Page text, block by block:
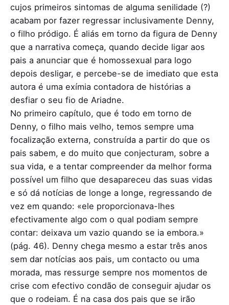
cujos primeiros sintomas de alguma senilidade (?)
acabam por fazer regressar inclusivamente Denny,
o filho pródigo. É aliás em torno da figura de Denny
que a narrativa começa, quando decide ligar aos
pais a anunciar que é homossexual para logo
depois desligar, e percebe-se de imediato que esta
autora é uma exímia contadora de histórias a
desfiar o seu fio de Ariadne.
No primeiro capítulo, que é todo em torno de
Denny, o filho mais velho, temos sempre uma
focalização externa, construída a partir do que os
pais sabem, e do muito que conjecturam, sobre a
sua vida, e a tentar compreender da melhor forma
possível um filho que desapareceu das suas vidas
e só dá notícias de longe a longe, regressando de
vez em quando: «ele proporcionava-lhes
efectivamente algo com o qual podiam sempre
contar: deixava um vazio quando se ia embora.»
(pág. 46). Denny chega mesmo a estar três anos
sem dar notícias aos pais, um contacto ou uma
morada, mas ressurge sempre nos momentos de
crise com efectivo condão de conseguir ajudar os
que o rodeiam. É na casa dos pais que se irão